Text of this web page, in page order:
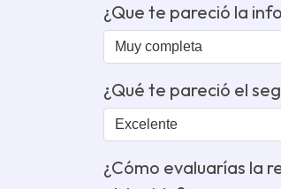
¿Que te pareció la
¿Qué te pareció el
¿Cómo evaluarías la